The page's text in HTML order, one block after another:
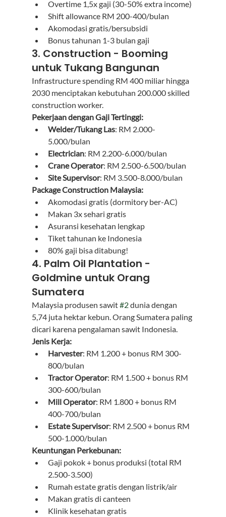
Overtime 1,5x gaji (30-50% extra income)
Shift allowance RM 200-400/bulan
Akomodasi gratis/bersubsidi
Bonus tahunan 1-3 bulan gaji
3. Construction - Booming
untuk Tukang Bangunan
Infrastructure spending RM 400 miliar hingga
2030 menciptakan kebutuhan 200.000 skilled
construction worker.
Pekerjaan dengan Gaji Tertinggi:
Welder/Tukang Las: RM 2.000-
5.000/bulan
Electrician: RM 2.200-6.000/bulan
Crane Operator: RM 2.500-6.500/bulan
Site Supervisor: RM 3.500-8.000/bulan
Package Construction Malaysia:
Akomodasi gratis (dormitory ber-AC)
Makan 3x sehari gratis
Asuransi kesehatan lengkap
Tiket tahunan ke Indonesia
80% gaji bisa ditabung!
4. Palm Oil Plantation -
Goldmine untuk Orang
Sumatera
Malaysia produsen sawit #2 dunia dengan
5,74 juta hektar kebun. Orang Sumatera paling
dicari karena pengalaman sawit Indonesia.
Jenis Kerja:
Harvester: RM 1.200 + bonus RM 300-
800/bulan
Tractor Operator: RM 1.500 + bonus RM
300-600/bulan
Mill Operator: RM 1.800 + bonus RM
400-700/bulan
Estate Supervisor: RM 2.500 + bonus RM
500-1.000/bulan
Keuntungan Perkebunan:
Gaji pokok + bonus produksi (total RM
2.500-3.500)
Rumah estate gratis dengan listrik/air
Makan gratis di canteen
Klinik kesehatan gratis